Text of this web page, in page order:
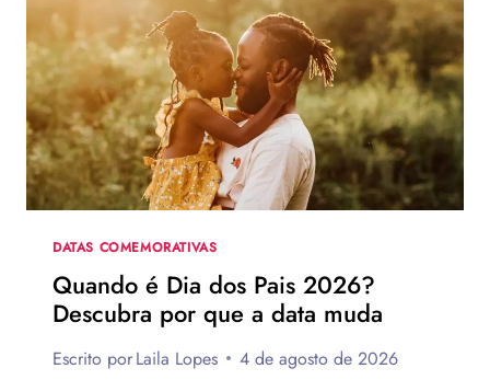
MAIS
DE
75
IDEIAS
PARA
TE
INSPIRAR
A
MONTAR
SUA
PRESENTEAR
OU
DATAS COMEMORATIVAS
Quando é Dia dos Pais 2026?
Descubra por que a data muda
Escrito porLaila Lopes 4 de agosto de 2026